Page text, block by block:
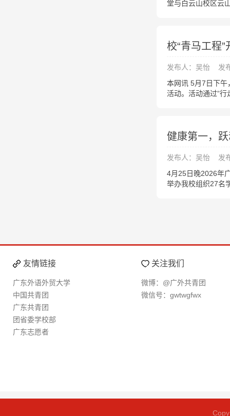
堂与白云山校区云
校“青马工程
发布人：吴怡
发
本网讯 5月7日下午
活动。活动通过“
健康第一，
发布人：吴怡
发
4月25日晚
举办我校组织27名
友情链接
广东外语外贸大学
中国共青团
广东共青团
团省委学校部
广东志愿者
关注我们
微博：@广外共青团
微信号：gwtwgfwx